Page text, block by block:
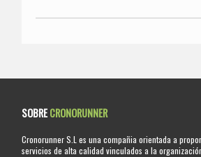
SOBRECRONORUNNER
Cronorunner S.L es una compañia orientada a
servicios de alta calidad vinculados a la